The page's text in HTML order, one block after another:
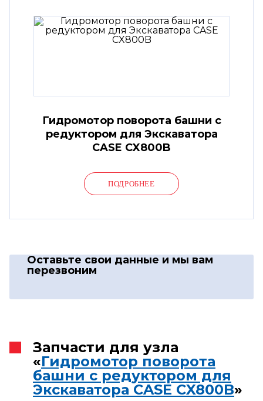
Гидромотор поворота башни с
редуктором для Экскаватора
CASE CX800B
ПОДРОБНЕЕ
Оставьте свои данные и мы вам
перезвоним
Запчасти для узла
«Гидромотор поворота
башни с редуктором для
Экскаватора CASE CX800B»